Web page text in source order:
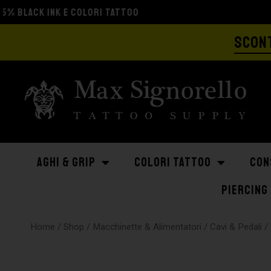
AGHI & GRIP COLORI TATTOO
PIERCING
Home / Shop / Macchinette & Alimentatori / Cavi & Pedali /